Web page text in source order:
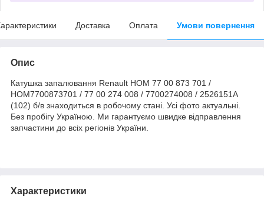
Доставка Оплата Умови повернення
Опис
Катушка запалювання Renault HOM 77 00 873 701 /
HOM7700873701 / 77 00 274 008 / 7700274008 / 2526151A
(102) б/в знаходиться в робочому стані. Усі фото актуальні.
Без пробігу Україною. Ми гарантуємо швидке відправлення
запчастини до всіх регіонів України.
Характеристики